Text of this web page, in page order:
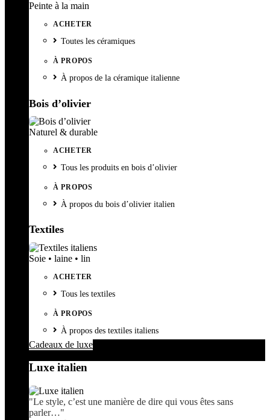
Peinte à la main
ACHETER
Toutes les céramiques
À PROPOS
À propos de la céramique italienne
Bois d’olivier
Naturel & durable
ACHETER
Tous les produits en bois d’olivier
À PROPOS
À propos du bois d’olivier italien
Textiles
Soie • laine • lin
ACHETER
Tous les textiles
À PROPOS
À propos des textiles italiens
Cadeaux de luxe
Luxe italien
"Le style, c’est une manière de dire qui vous êtes sans
parler…"